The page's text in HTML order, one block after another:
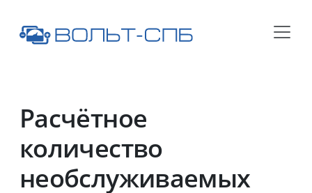
Расчётное
количество
необслуживаемых